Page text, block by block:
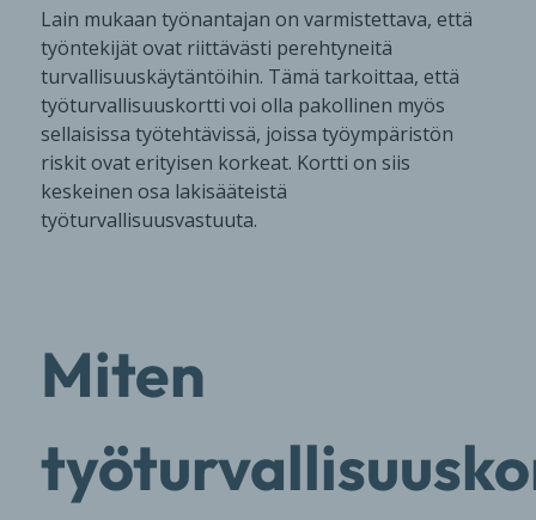
Lain mukaan työnantajan on varmistettava, että
työntekijät ovat riittävästi perehtyneitä
turvallisuuskäytäntöihin. Tämä tarkoittaa, että
työturvallisuuskortti voi olla pakollinen myös
sellaisissa työtehtävissä, joissa työympäristön
riskit ovat erityisen korkeat. Kortti on siis
keskeinen osa lakisääteistä
työturvallisuusvastuuta.
Miten